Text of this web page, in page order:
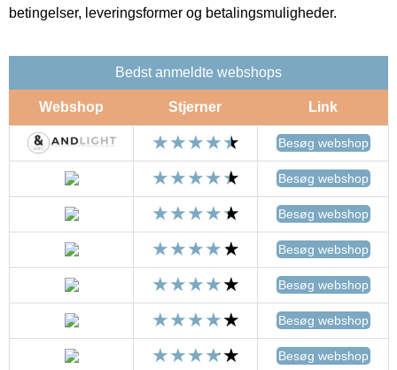
betingelser, leveringsformer og betalingsmuligheder.
Bedst anmeldte webshops
Webshop Stjerner Link
Besøg webshop
Besøg webshop
Besøg webshop
Besøg webshop
Besøg webshop
Besøg webshop
Besøg webshop